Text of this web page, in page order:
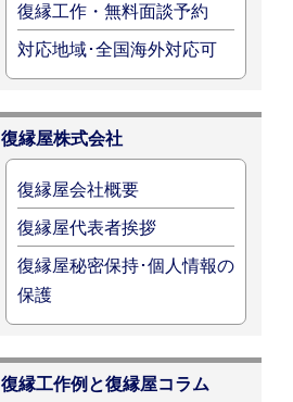
復縁工作・無料面談予約
対応地域･全国海外対応可
復縁屋株式会社
復縁屋会社概要
復縁屋代表者挨拶
復縁屋秘密保持･個人情報の
保護
復縁工作例と復縁屋コラム